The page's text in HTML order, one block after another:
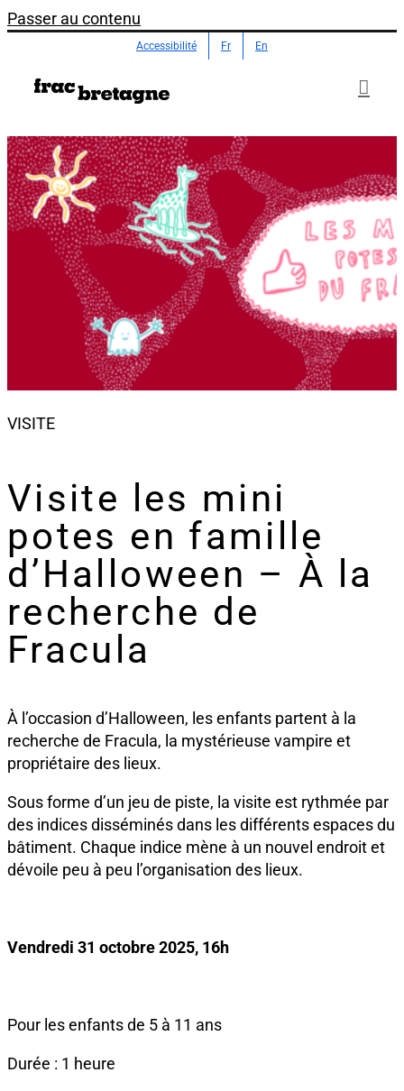
Passer au contenu
Accessibilité Fr En
VISITE
Visite les mini
potes en famille
d’Halloween – À la
recherche de
Fracula
À l’occasion d’Halloween, les enfants partent à la
recherche de Fracula, la mystérieuse vampire et
propriétaire des lieux.
Sous forme d’un jeu de piste, la visite est rythmée par
des indices disséminés dans les différents espaces du
bâtiment. Chaque indice mène à un nouvel endroit et
dévoile peu à peu l’organisation des lieux.
Vendredi 31 octobre 2025, 16h
Pour les enfants de 5 à 11 ans
Durée : 1 heure